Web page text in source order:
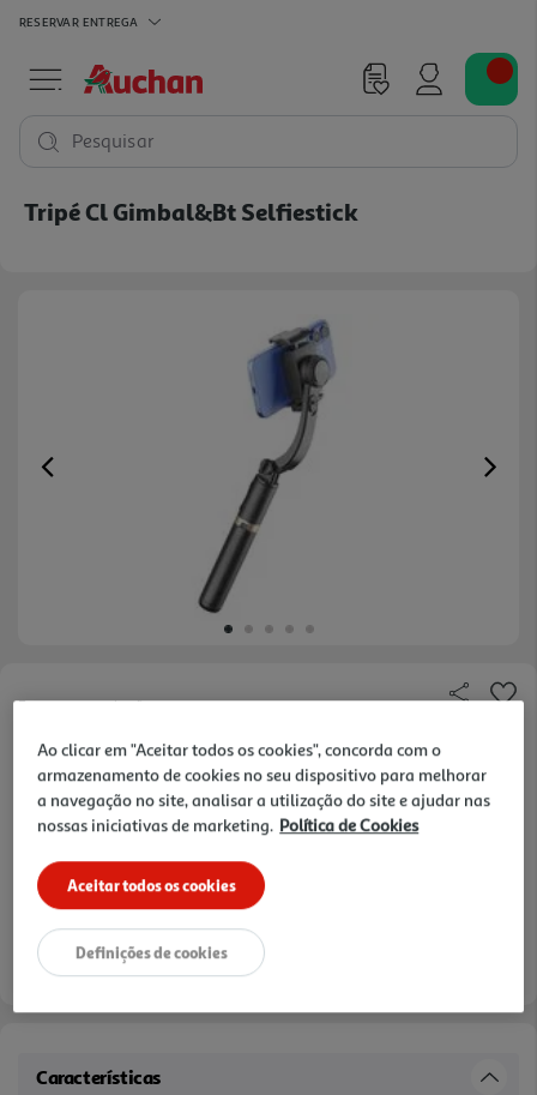
RESERVAR ENTREGA
Pesquisar
Tripé Cl Gimbal&bt Selfiestick
Previous
Faça a sua avaliação
49,99 €
Entrega estimada entre 18/08/2026 e 19/08/2026
Características
Ao clicar em "Aceitar todos os cookies", concorda com o
armazenamento de cookies no seu dispositivo para melhorar
a navegação no site, analisar a utilização do site e ajudar nas
nossas iniciativas de marketing. Política de Cookies
Aceitar todos os cookies
Definições de cookies